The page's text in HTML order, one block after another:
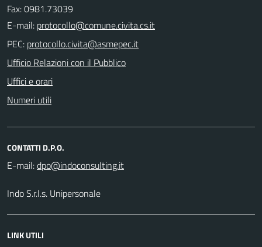
Fax: 0981.73039
E-mail:
PEC:
Ufficio Relazioni con il Pubblico
Uffici e orari
Numeri utili
CONTATTI D.P.O.
E-mail:
Indo S.r.l.s. Unipersonale
LINK UTILI